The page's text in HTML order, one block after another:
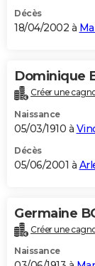
Décès
18/04/2002 à
Dominique
Créer une
Naissance
05/03/1910 à
Décès
05/06/2001 à
Germaine
Créer une
Naissance